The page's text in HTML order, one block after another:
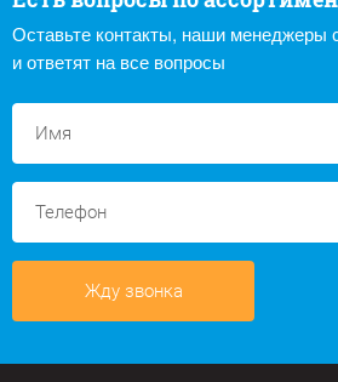
Оставьте контакты, наши менеджеры
и ответят на все вопросы
Жду звонка